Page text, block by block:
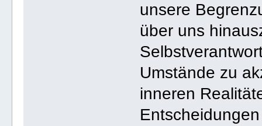
unsere
über uns
Umstände zu
inneren